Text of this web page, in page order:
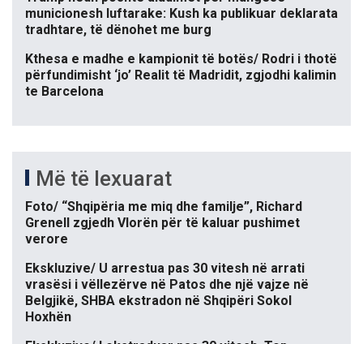
municionesh luftarake: Kush ka publikuar deklarata
tradhtare, të dënohet me burg
Kthesa e madhe e kampionit të botës/ Rodri i thotë
përfundimisht ‘jo’ Realit të Madridit, zgjodhi kalimin
te Barcelona
Më të lexuarat
Foto/ “Shqipëria me miq dhe familje”, Richard
Grenell zgjedh Vlorën për të kaluar pushimet
verore
Ekskluzive/ U arrestua pas 30 vitesh në arrati
vrasësi i vëllezërve në Patos dhe një vajze në
Belgjikë, SHBA ekstradon në Shqipëri Sokol
Hoxhën